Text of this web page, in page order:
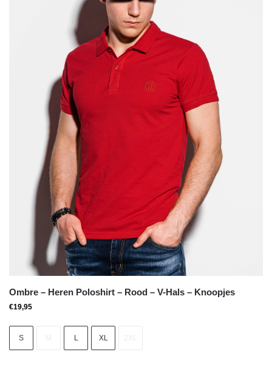
Ombre – Heren Poloshirt – Rood – V-Hals – Knoopjes
€19,95
S L XL